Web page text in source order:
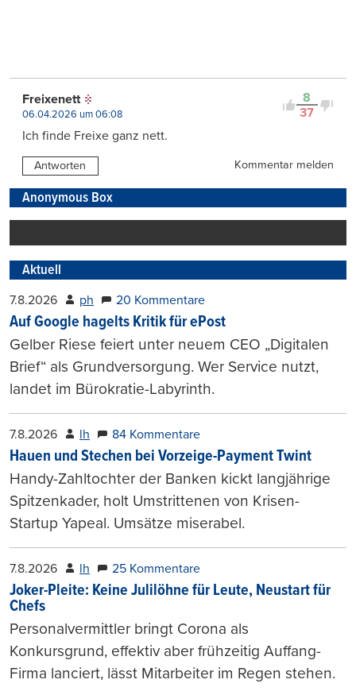
8
37
Freixenett
06.04.2026 um 06:08
Ich finde Freixe ganz nett.
Antworten Kommentar melden
Anonymous Box
Aktuell
7.8.2026 ph 20 Kommentare
Auf Google hagelts Kritik für ePost
Gelber Riese feiert unter neuem CEO „Digitalen
Brief“ als Grundversorgung. Wer Service nutzt,
landet im Bürokratie-Labyrinth.
7.8.2026 lh 84 Kommentare
Hauen und Stechen bei Vorzeige-Payment Twint
Handy-Zahltochter der Banken kickt langjährige
Spitzenkader, holt Umstrittenen von Krisen-
Startup Yapeal. Umsätze miserabel.
7.8.2026 lh 25 Kommentare
Joker-Pleite: Keine Julilöhne für Leute, Neustart für
Chefs
Personalvermittler bringt Corona als
Konkursgrund, effektiv aber frühzeitig Auffang-
Firma lanciert, lässt Mitarbeiter im Regen stehen.